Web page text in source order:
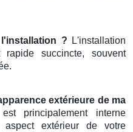
? L'installation
rapide succincte, souvent
extérieure de ma
principalement interne
aspect extérieur de votre